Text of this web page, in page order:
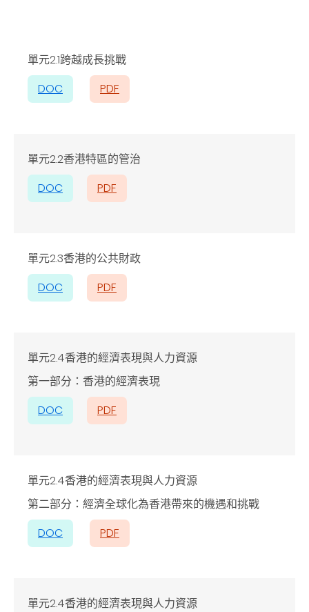
單元2.1跨越成長挑戰
DOC
PDF
單元2.2香港特區的管治
DOC
PDF
單元2.3香港的公共財政
DOC
PDF
單元2.4香港的經濟表現與人力資源
第一部分：香港的經濟表現
DOC
PDF
單元2.4香港的經濟表現與人力資源
第二部分：經濟全球化為香港帶來的機遇和挑戰
DOC
PDF
單元2.4香港的經濟表現與人力資源